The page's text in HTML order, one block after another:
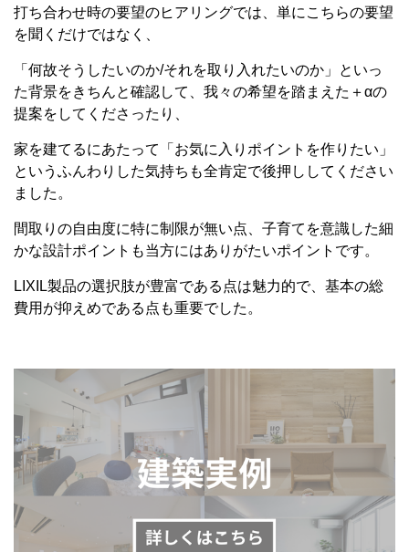
打ち合わせ時の要望のヒアリングでは、単にこちらの要望
を聞くだけではなく、
「何故そうしたいのか/それを取り入れたいのか」といっ
た背景をきちんと確認して、我々の希望を踏まえた＋αの
提案をしてくださったり、
家を建てるにあたって「お気に入りポイントを作りたい」
というふんわりした気持ちも全肯定で後押ししてください
ました。
間取りの自由度に特に制限が無い点、子育てを意識した細
かな設計ポイントも当方にはありがたいポイントです。
LIXIL製品の選択肢が豊富である点は魅力的で、基本の総
費用が抑えめである点も重要でした。